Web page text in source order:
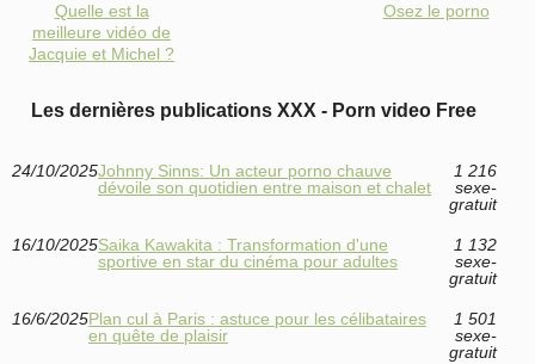
Quelle est la
meilleure vidéo de
Jacquie et Michel ?
Osez le porno
Les dernières publications XXX - Porn video Free
24/10/2025Johnny Sinns: Un acteur porno chauve
dévoile son quotidien entre maison et chalet
1 216
sexe-
gratuit
16/10/2025Saika Kawakita : Transformation d'une
sportive en star du cinéma pour adultes
1 132
sexe-
gratuit
16/6/2025Plan cul à Paris : astuce pour les célibataires
en quête de plaisir
1 501
sexe-
gratuit